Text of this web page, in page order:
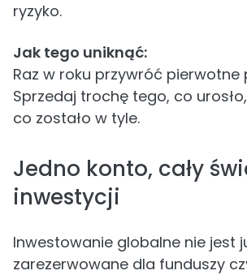
ryzyko.
Jak tego uniknąć:
Raz w roku przywróć pierwotne
Sprzedaj trochę tego, co
co zostało w tyle.
Jedno konto, cały
inwestycji
Inwestowanie globalne nie jest
zarezerwowane dla funduszy